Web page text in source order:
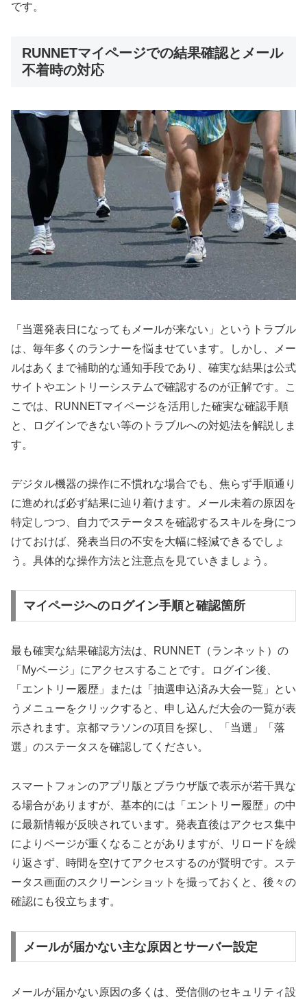
です。
RUNNETマイページでの結果確認とメール
不着時の対応
「当選発表日になってもメールが来ない」というトラブル
は、毎年多くのランナーを悩ませています。しかし、メー
ルはあくまで補助的な通知手段であり、確実な結果は公式
サイトやエントリーシステムで確認するのが正解です。こ
こでは、RUNNETマイページを活用した確実な確認手順
と、ログインできない等のトラブルへの対処法を解説しま
す。
デジタル機器の操作に不慣れな場合でも、焦らず手順通り
に進めれば必ず結果に辿り着けます。メール未着の原因を
特定しつつ、自力でステータスを確認するスキルを身につ
けておけば、発表当日の不安を大幅に軽減できるでしょ
う。具体的な操作方法と注意点を見ていきましょう。
マイページへのログイン手順と確認箇所
最も確実な結果確認方法は、RUNNET（ランネット）の
「Myページ」にアクセスすることです。ログイン後、
「エントリー履歴」または「抽選申込済み大会一覧」とい
うメニューをクリックすると、申し込んだ大会の一覧が表
示されます。京都マラソンの項目を探し、「当選」「落
選」のステータスを確認してください。
スマートフォンのアプリ版とブラウザ版で表示が若干異な
る場合がありますが、基本的には「エントリー履歴」の中
に最新情報が反映されています。発表直後はアクセス集中
によりページが重くなることがありますが、リロードを繰
り返さず、時間を空けてアクセスするのが賢明です。ステ
ータス画面のスクリーンショットを撮っておくと、後々の
確認にも役立ちます。
メールが届かない主な原因とサーバー設定
メールが届かない原因の多くは、受信側のセキュリティ設